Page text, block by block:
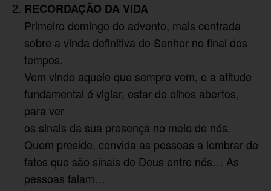
RECORDAÇÃO DA VIDA
Primeiro domingo do advento, mais centrada
sobre a vinda definitiva do Senhor no final dos
tempos.
Vem vindo aquele que sempre vem, e a atitude
fundamental é vigiar, estar de olhos abertos,
para ver
os sinais da sua presença no meio de nós.
Quem preside, convida as pessoas a lembrar de
fatos que são sinais de Deus entre nós… As
pessoas falam…